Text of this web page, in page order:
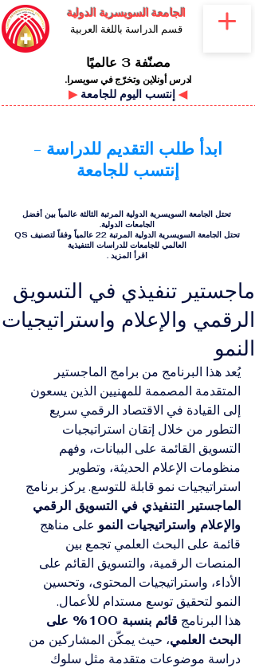
الجامعة السويسرية الدولية
قسم الدراسة باللغة العربية
مصنّفة 3 عالميًا
ادرس أونلاين وتخرّج في سويسرا.
▶ ◀
ابدأ طلب التقديم للدراسة -
إنتسب للجامعة
تحتل الجامعة السويسرية الدولية المرتبة الثالثة عالمياً بين أفضل
الجامعات الدولية.
تحتل الجامعة السويسرية الدولية المرتبة 22 عالمياً وفقاً لتصنيف QS
العالمي للجامعات للدراسات التنفيذية
اقرأ المزيد .
ماجستير تنفيذي في التسويق
الرقمي والإعلام واستراتيجيات
النمو
يُعد هذا البرنامج من برامج الماجستير
المتقدمة المصممة للمهنيين الذين يسعون
إلى القيادة في الاقتصاد الرقمي سريع
التطور من خلال إتقان استراتيجيات
التسويق القائمة على البيانات، وفهم
منظومات الإعلام الحديثة، وتطوير
استراتيجيات نمو قابلة للتوسع. يركز برنامج
الماجستير التنفيذي في التسويق الرقمي
والإعلام واستراتيجيات النمو على مناهج
قائمة على البحث العلمي تجمع بين
المنصات الرقمية، والتسويق القائم على
الأداء، واستراتيجيات المحتوى، وتحسين
النمو لتحقيق توسع مستدام للأعمال.
هذا البرنامج
قائم بنسبة 100% على
البحث العلمي، حيث يمكّن المشاركين من
دراسة موضوعات متقدمة مثل سلوك